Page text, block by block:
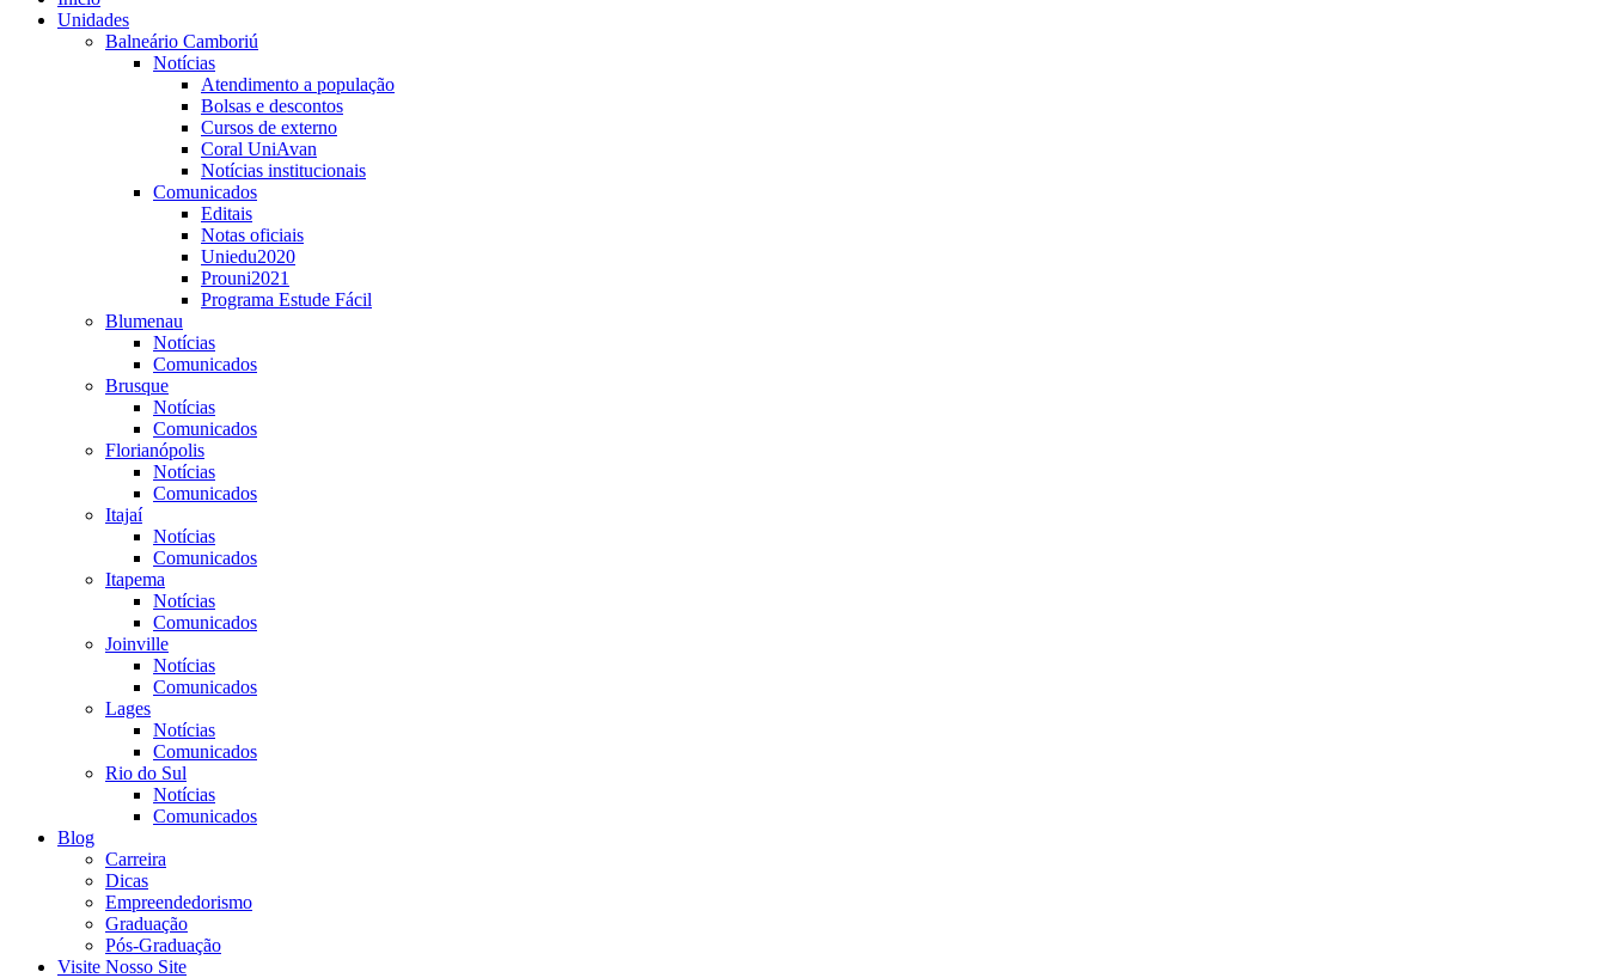
Unidades
Balneário Camboriú
Notícias
Atendimento a população
Bolsas e descontos
Cursos de externo
Coral UniAvan
Notícias institucionais
Comunicados
Editais
Notas oficiais
Uniedu2020
Prouni2021
Programa Estude Fácil
Blumenau
Notícias
Comunicados
Brusque
Notícias
Comunicados
Florianópolis
Notícias
Comunicados
Itajaí
Notícias
Comunicados
Itapema
Notícias
Comunicados
Joinville
Notícias
Comunicados
Lages
Notícias
Comunicados
Rio do Sul
Notícias
Comunicados
Blog
Carreira
Dicas
Empreendedorismo
Graduação
Pós-Graduação
Visite Nosso Site